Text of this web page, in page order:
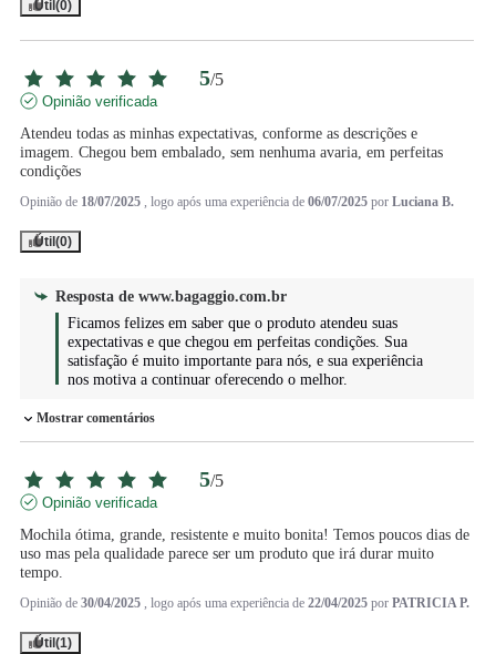
Útil(0)
5/5
Opinião verificada
Atendeu todas as minhas expectativas, conforme as descrições e
imagem. Chegou bem embalado, sem nenhuma avaria, em perfeitas
condições
Opinião de 18/07/2025 , logo após uma experiência de 06/07/2025 por Luciana B.
Útil(0)
Resposta de www.bagaggio.com.br
Ficamos felizes em saber que o produto atendeu suas
expectativas e que chegou em perfeitas condições. Sua
satisfação é muito importante para nós, e sua experiência
nos motiva a continuar oferecendo o melhor.
Mostrar comentários
5/5
Opinião verificada
Mochila ótima, grande, resistente e muito bonita! Temos poucos dias de
uso mas pela qualidade parece ser um produto que irá durar muito
tempo.
Opinião de 30/04/2025 , logo após uma experiência de 22/04/2025 por PATRICIA P.
Útil(1)